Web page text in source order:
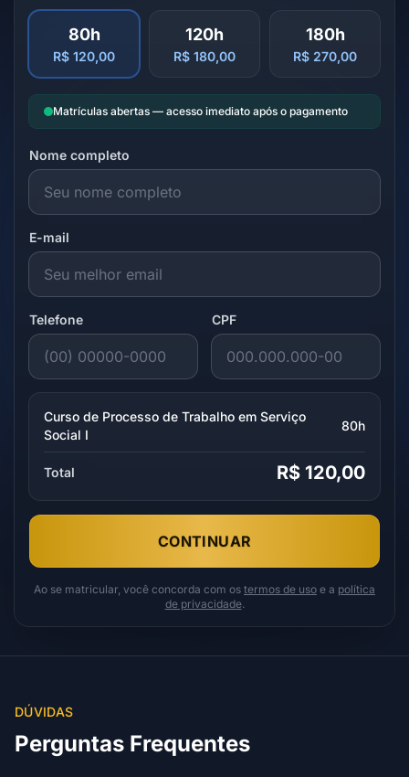
80h
R$ 120,00
120h
R$ 180,00
180h
R$ 270,00
Matrículas abertas — acesso imediato após o pagamento
Nome completo
E-mail
Telefone CPF
Curso de Processo de Trabalho em Serviço
Social I
80h
Total R$ 120,00
CONTINUAR
Ao se matricular, você concorda com os termos de uso e a política
de privacidade.
DÚVIDAS
Perguntas Frequentes